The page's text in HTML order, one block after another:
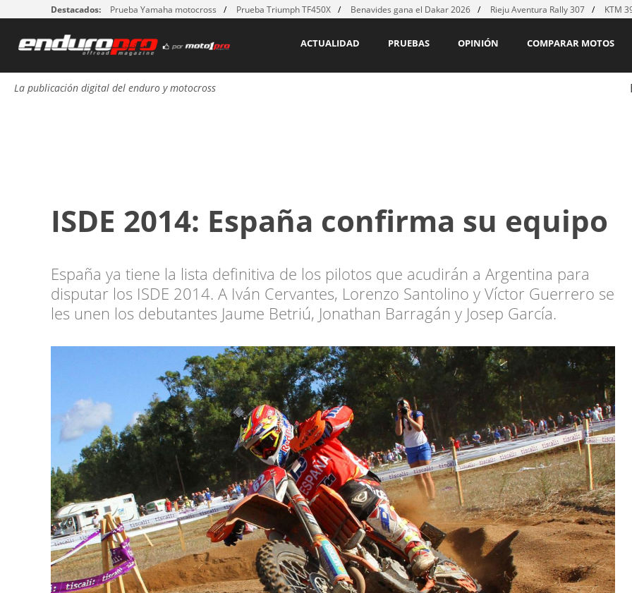
Destacados: Prueba Yamaha motocross Prueba Triumph TF450X Benavides gana el Dakar 2026 Rieju Aventura Rally 307 KTM
COMPARAR MOTOS
OPINIÓN
PRUEBAS
ACTUALIDAD
La publicación digital del enduro y motocross
ISDE 2014: España confirma su equipo
España ya tiene la lista definitiva de los pilotos que acudirán a Argentina para
disputar los ISDE 2014. A Iván Cervantes, Lorenzo Santolino y Víctor Guerrero se
les unen los debutantes Jaume Betriú, Jonathan Barragán y Josep García.